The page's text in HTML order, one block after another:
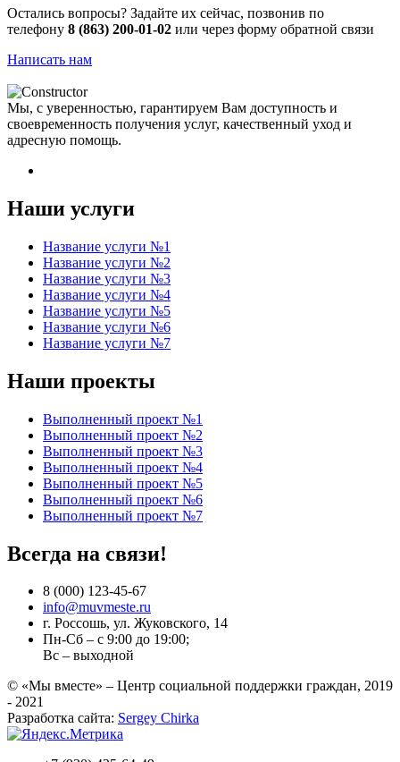
Остались вопросы? Задайте их сейчас, позвонив по
телефону 8 (863) 200-01-02 или через форму обратной связи
Написать нам
Мы, с уверенностью, гарантируем Вам доступность и
своевременность получения услуг, качественный уход и
адресную помощь.
Наши услуги
Название услуги №1
Название услуги №2
Название услуги №3
Название услуги №4
Название услуги №5
Название услуги №6
Название услуги №7
Наши проекты
Выполненный проект №1
Выполненный проект №2
Выполненный проект №3
Выполненный проект №4
Выполненный проект №5
Выполненный проект №6
Выполненный проект №7
Всегда на связи!
8 (000) 123-45-67
info@muvmeste.ru
г. Россошь, ул. Жуковского, 14
Пн-Сб – с 9:00 до 19:00;
Вс – выходной
© «Мы вместе» – Центр социальной поддержки граждан, 2019
- 2021
Разработка сайта: Sergey Chirka